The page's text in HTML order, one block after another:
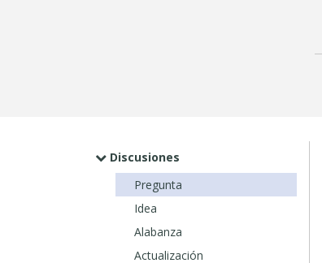
Discusiones
Pregunta
Idea
Alabanza
Actualización